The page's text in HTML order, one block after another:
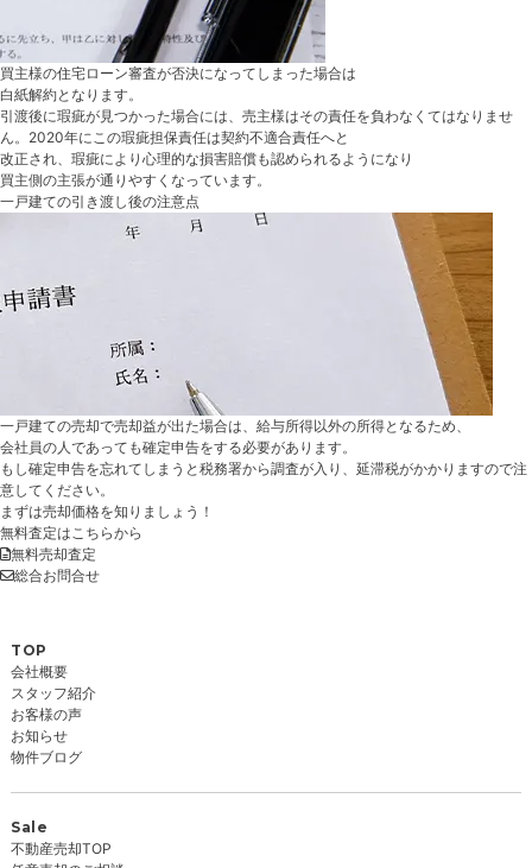
買主様の住宅ローン審査が否決になってしまった場合は
白紙解約となります。
引渡後に瑕疵が見つかった場合には、売主様はその責任を負わなくてはなりませ
ん。2020年にこの瑕疵担保責任は契約不適合責任へと
改正され、瑕疵により心理的な損害賠償も認められるようになり
買主側の主張が通りやすくなっています。
一戸建ての引き渡し後の注意点
一戸建ての売却で売却益が出た場合は、給与所得以外の所得となるため、
会社員の人であっても確定申告をする必要があります。
もし確定申告を忘れてしまうと税務署から調査が入り、延滞税がかかりますので注
意してください。
まずは売却価格を知りましょう！
無料査定はこちらから
無料売却査定
総合お問合せ
TOP
会社概要
スタッフ紹介
お客様の声
お知らせ
物件ブログ
Sale
不動産売却TOP